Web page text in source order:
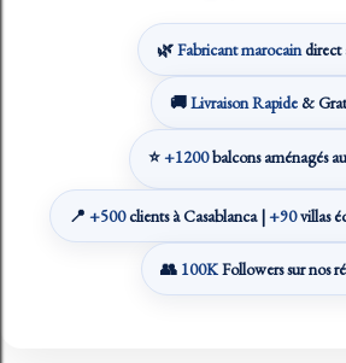
🌿Fabricant marocaindirect
🚚Livraison Rapide&
⭐+1200balcons aménagés
📍 +500clients à Casablanca |+90villas
👥 100KFollowers sur nos